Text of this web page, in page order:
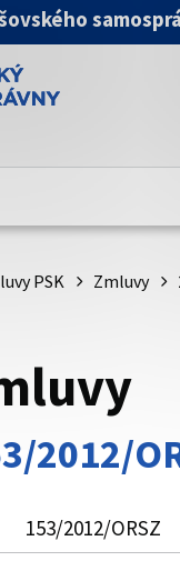
stránka
PSK Zmluvy
2012/
153/2012/ORSZ